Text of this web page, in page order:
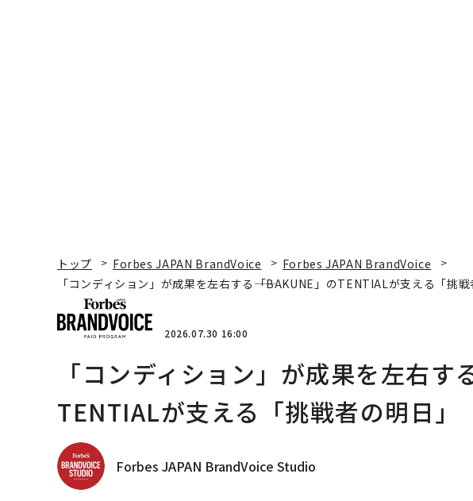
トップ Forbes JAPAN BrandVoice
Forbes JAPAN BrandVoice
「コンディション」が成果を左右する――「BAKUNE」のTENTIALが支える「挑戦
2026.07.30 16:00
「コンディション」が成果を左右す
TENTIALが支える「挑戦者の明日」
Forbes JAPAN BrandVoice Studio